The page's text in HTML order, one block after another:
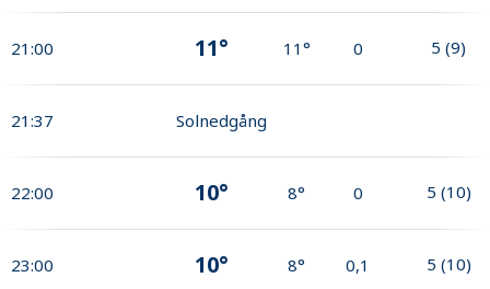
21:00 11° 11° 0 5 (9)
21:37 Solnedgång
22:00 10° 8° 0 5 (10)
23:00 10° 8° 0,1 5 (10)